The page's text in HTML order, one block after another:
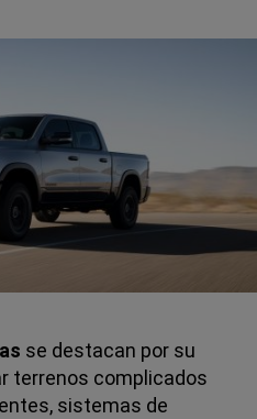
se destacan por su
terrenos complicados
sistemas de